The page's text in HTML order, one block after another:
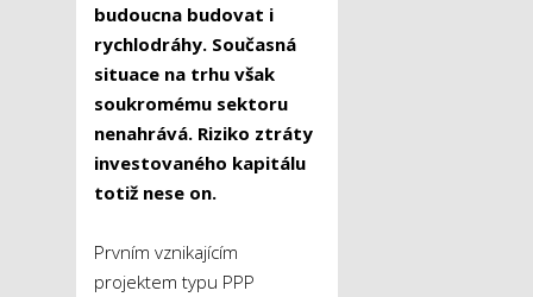
budoucna budovat i
rychlodráhy. Současná
situace na trhu však
soukromému sektoru
nenahrává. Riziko ztráty
investovaného kapitálu
totiž nese on.
Prvním vznikajícím
projektem typu PPP